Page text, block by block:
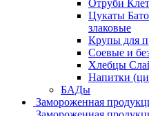
Отруби
Цукаты
злаковые
Крупы для
Соевые и
Хлебцы
Напитки
БАДы
Замороженная